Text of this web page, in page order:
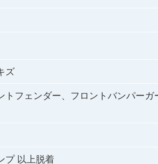
ズ
フェンダー、フロントバンパーガ
プ 以上脱着